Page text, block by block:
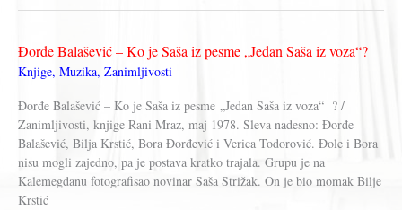
Đorđe Balašević – Ko je Saša iz pesme „Jedan Saša iz voza“?
Knjige, Muzika, Zanimljivosti
Đorđe Balašević – Ko je Saša iz pesme „Jedan Saša iz voza“ ? /
Zanimljivosti, knjige Rani Mraz, maj 1978. Sleva nadesno: Đorđe
Balašević, Bilja Krstić, Bora Đorđević i Verica Todorović. Đole i Bora
nisu mogli zajedno, pa je postava kratko trajala. Grupu je na
Kalemegdanu fotografisao novinar Saša Strižak. On je bio momak Bilje
Krstić